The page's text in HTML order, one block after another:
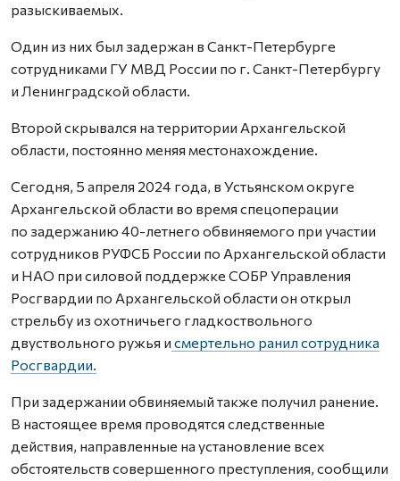
разыскиваемых.
Один из них был задержан в Санкт-Петербурге
сотрудниками ГУ МВД России по г. Санкт-Петербургу
и Ленинградской области.
Второй скрывался на территории Архангельской
области, постоянно меняя местонахождение.
Сегодня, 5 апреля 2024 года, в Устьянском округе
Архангельской области во время спецоперации
по задержанию 40-летнего обвиняемого при участии
сотрудников РУФСБ России по Архангельской области
и НАО при силовой поддержке СОБР Управления
Росгвардии по Архангельской области он открыл
стрельбу из охотничьего гладкоствольного
двуствольного ружья и смертельно ранил сотрудника
Росгвардии.
При задержании обвиняемый также получил ранение.
В настоящее время проводятся следственные
действия, направленные на установление всех
обстоятельств совершенного преступления, сообщили